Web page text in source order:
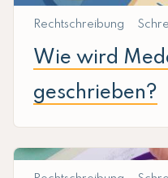
Rechtschreibung
Wie wird
geschrieben?